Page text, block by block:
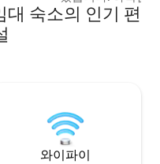
방이 두
있고,
다. 각
위치 덕분에 저희
다. 오두막은 시설이 잘 갖춰져 있으며, 내부
실 2는 이층 침대
숙소의 인기 편
와이파이